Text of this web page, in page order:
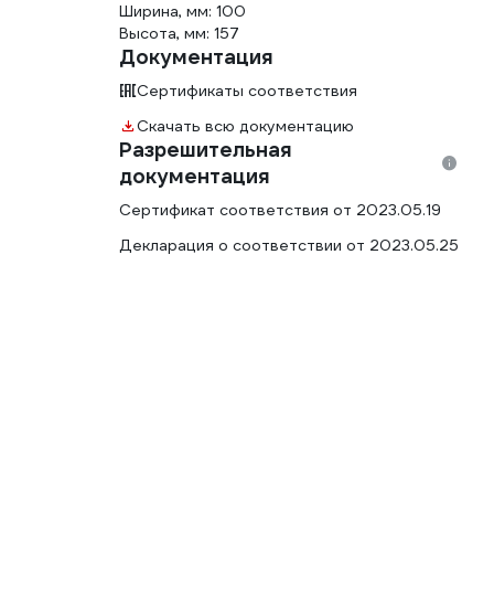
Ширина, мм: 100
Высота, мм: 157
Документация
Сертификаты соответствия
Скачать всю документацию
Разрешительная
документация
Сертификат соответствия от 2023.05.19
Декларация о соответствии от 2023.05.25